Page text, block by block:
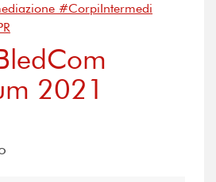
#CorpiIntermedi
2021